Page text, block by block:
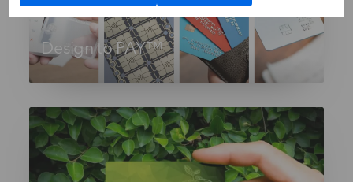
Design to PAY™